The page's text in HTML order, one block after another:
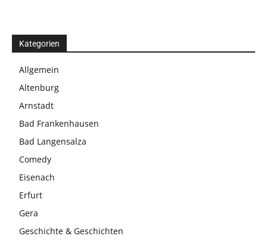
Kategorien
Allgemein
Altenburg
Arnstadt
Bad Frankenhausen
Bad Langensalza
Comedy
Eisenach
Erfurt
Gera
Geschichte & Geschichten